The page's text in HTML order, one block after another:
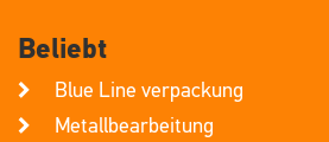
Beliebt
Blue Line verpackung
Metallbearbeitung